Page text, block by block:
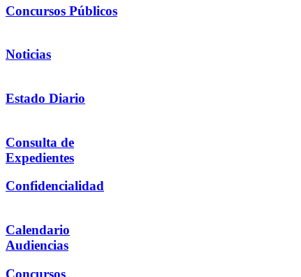
Concursos Públicos
Noticias
Estado Diario
Consulta de
Expedientes
Confidencialidad
Calendario
Audiencias
Concursos